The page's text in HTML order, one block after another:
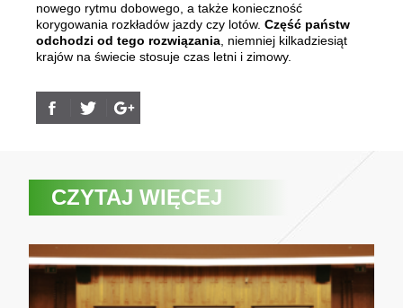
nowego rytmu dobowego, a także konieczność
korygowania rozkładów jazdy czy lotów. Część państw
odchodzi od tego rozwiązania , niemniej kilkadziesiąt
krajów na świecie stosuje czas letni i zimowy.
CZYTAJ WIĘCEJ